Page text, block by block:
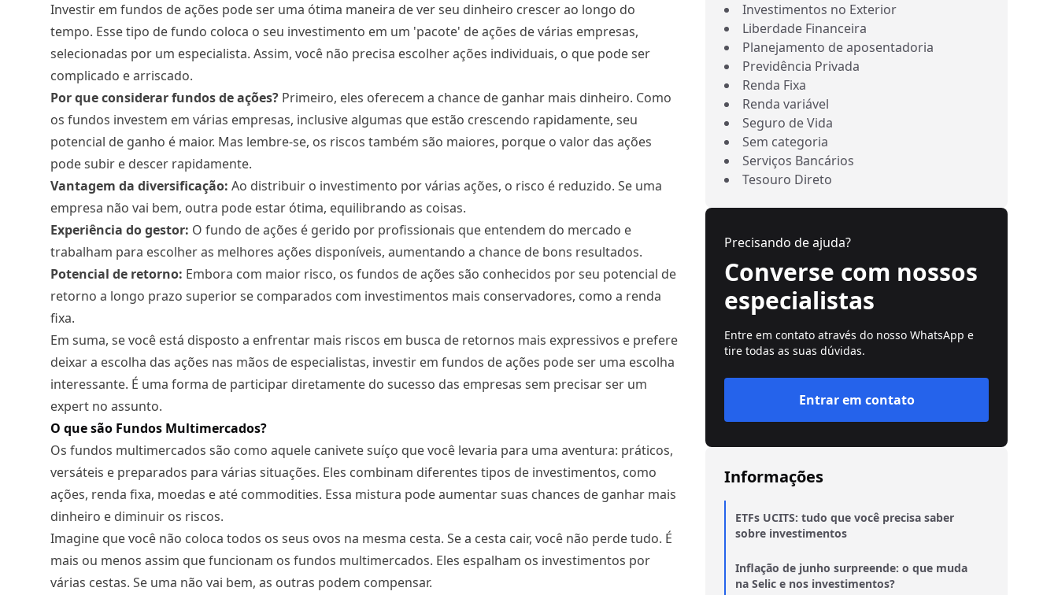
Investir em fundos de ações pode ser uma ótima maneira dever seu dinheiro crescer ao longo do
tempo. Esse tipo de fundo coloca o seu investimento em um 'pacote' de ações de várias empresas,
selecionadas por um especialista. Assim, você não precisa escolher ações individuais, o que pode ser
complicado e arriscado.
Por que considerar fundos de ações? Primeiro, eles oferecem a chance de ganhar mais dinheiro. Como
os fundos investem em várias empresas, inclusive algumas que estão crescendo rapidamente, seu
potencial de ganho é maior. Mas lembre-se, os riscos também são maiores, porque o valor das ações
pode subir e descer rapidamente.
Vantagem da diversificação: Ao distribuir o investimento por várias ações, o risco é reduzido. Se uma
empresa não vai bem, outra pode estar ótima, equilibrando as coisas.
Experiência do gestor: O fundo de ações é gerido por profissionais que entendem do mercado e
trabalham para escolher as melhores ações disponíveis, aumentando a chance de bons resultados.
Potencial de retorno: Embora com maior risco, os fundos de ações são conhecidos por seu potencial de
retorno a longo prazo superior se comparados com investimentos mais conservadores, como a renda
fixa.
Em suma, se você está disposto a enfrentar mais riscos em busca de retornos mais expressivos e prefere
deixar a escolha das ações nas mãos de especialistas, investir em fundos de ações pode ser uma escolha
interessante. É uma forma de participar diretamente do sucesso das empresas sem precisar ser um
expert no assunto.
O que são Fundos Multimercados?
Os fundos multimercados são como aquele canivete suíço que você levaria para uma aventura: práticos,
versáteis e preparados para várias situações. Eles combinam diferentes tipos de investimentos, como
ações, renda fixa, moedas e até commodities. Essa mistura pode aumentar suas chances de ganhar mais
dinheiro e diminuir os riscos.
Imagine que você não coloca todos os seus ovos na mesma cesta. Se a cesta cair, você não perde tudo. É
mais ou menos assim que funcionam os fundos multimercados. Eles espalham os investimentos por
várias cestas. Se uma não vai bem, as outras podem compensar.
Investimentos no Exterior
Liberdade Financeira
Planejamento de aposentadoria
Previdência Privada
Renda Fixa
Renda variável
Seguro de Vida
Sem categoria
Serviços Bancários
Tesouro Direto
Precisando de ajuda?
Converse com nossos
especialistas
Entre em contato através do nosso WhatsApp e
tire todas as suas dúvidas.
Entrar em contato
Informações
ETFs UCITS: tudo que você precisa saber
sobre investimentos
Inflação de junho surpreende: o que muda
na Selic e nos investimentos?